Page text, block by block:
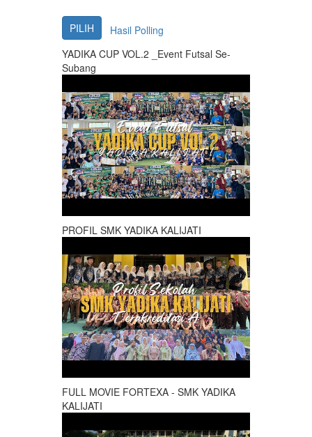
Hasil Polling
YADIKA CUP VOL.2 _Event Futsal Se-
Subang
PROFIL SMK YADIKA KALIJATI
FULL MOVIE FORTEXA - SMK YADIKA
KALIJATI